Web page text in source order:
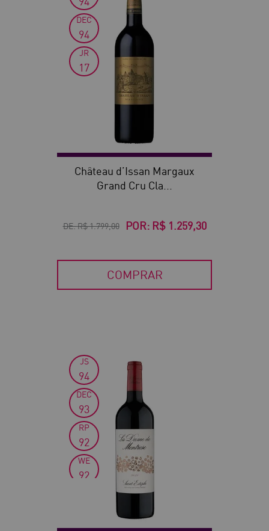
DEC
94
JR
17
Château d’Issan Margaux
Grand Cru Cla...
DE:R$ 1.799,00 POR: R$ 1.259,30
COMPRAR
JS
94
DEC
93
RP
92
WE
92